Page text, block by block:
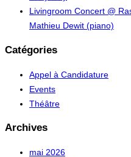
Livingroom Concert @
Mathieu Dewit (piano)
Catégories
Appel à Candidature
Events
Théâtre
Archives
mai 2026